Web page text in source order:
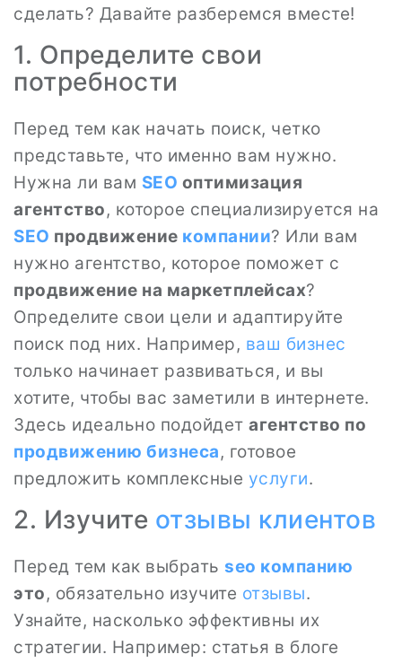
сделать? Давайте разберемся вместе!
1. Определите свои
потребности
Перед тем как начать поиск, четко
представьте, что именно вам нужно.
Нужна ли вам SEO оптимизация
агентство, которое специализируется на
SEO продвижение компании? Или вам
нужно агентство, которое поможет с
продвижение на маркетплейсах?
Определите свои цели и адаптируйте
поиск под них. Например, ваш бизнес
только начинает развиваться, и вы
хотите, чтобы вас заметили в интернете.
Здесь идеально подойдет агентство по
продвижению бизнеса, готовое
предложить комплексные услуги.
2. Изучите отзывы клиентов
Перед тем как выбрать seo компанию
это, обязательно изучите отзывы.
Узнайте, насколько эффективны их
стратегии. Например: статья в блоге